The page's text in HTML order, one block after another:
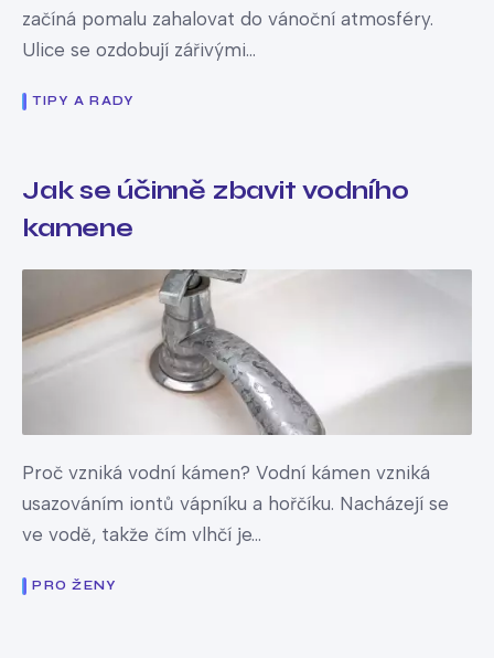
začíná pomalu zahalovat do vánoční atmosféry.
Ulice se ozdobují zářivými...
TIPY A RADY
Jak se účinně zbavit vodního
kamene
Proč vzniká vodní kámen? Vodní kámen vzniká
usazováním iontů vápníku a hořčíku. Nacházejí se
ve vodě, takže čím vlhčí je...
PRO ŽENY